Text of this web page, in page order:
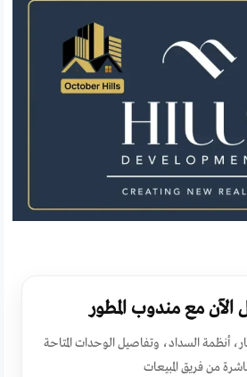
الآن مع مندوب المطور
أنظمة السداد، وتفاصيل الوحدات المتاحة
من فريق المبيعات